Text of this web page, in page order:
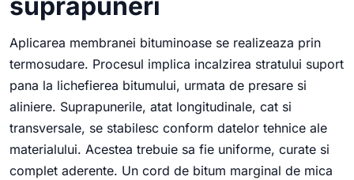
suprapuneri
Aplicarea membranei bituminoase se realizeaza prin
termosudare. Procesul implica incalzirea stratului suport
pana la lichefierea bitumului, urmata de presare si
aliniere. Suprapunerile, atat longitudinale, cat si
transversale, se stabilesc conform datelor tehnice ale
materialului. Acestea trebuie sa fie uniforme, curate si
complet aderente. Un cord de bitum marginal de mica